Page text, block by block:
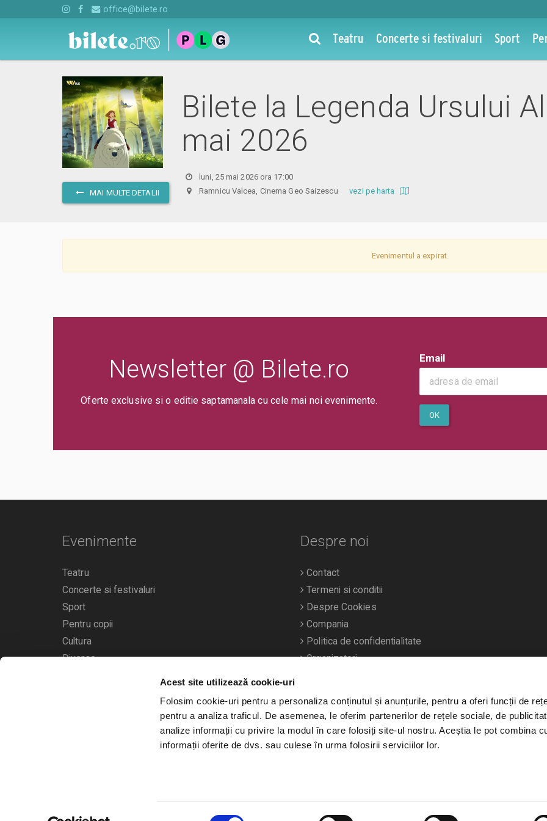
Acest site utilizează cookie-uri
Folosim cookie-uri pentru a personaliza conținutul și anunțurile, pentru a oferi funcții de
pentru a analiza traficul. De asemenea, le oferim partenerilor de rețele sociale, de
analize informații cu privire la modul în care folosiți site-ul nostru. Aceștia le pot combina
informații oferite de dvs. sau culese în urma folosirii serviciilor lor.
office@bilete.ro
Teatru Concerte si festivaluri Sport
MAI MULTE DETALII
Bilete la Legenda Ursului
mai 2026
luni, 25 mai 2026 ora 17:00
Ramnicu Valcea, Cinema Geo Saizescuvezi pe harta
Evenimentul a expirat.
Newsletter @ Bilete.ro
Oferte exclusive si o editie saptamanala cu cele mai noi evenimente.
Email
OK
Evenimente
Teatru
Concerte si festivaluri
Sport
Pentru copii
Cultura
Diverse
Calendarul evenimentelor
Despre noi
Contact
Termeni si conditii
Despre Cookies
Compania
Politica de confidentialitate
Organizatori
Bilete.ro